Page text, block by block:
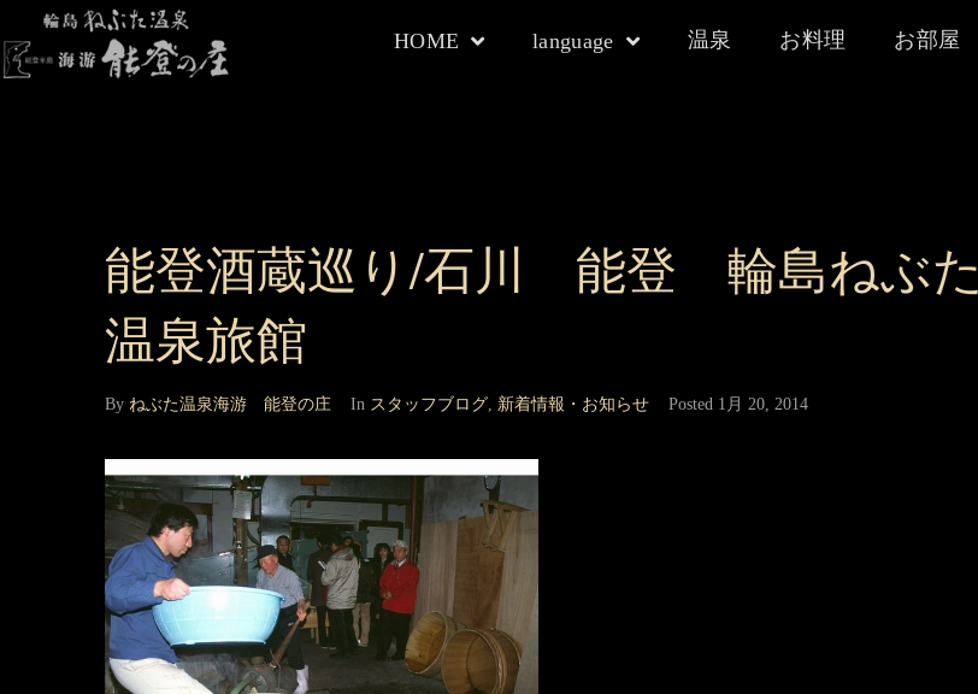
HOME language 温泉 お料理 お部屋
能登酒蔵巡り/石川 能登 輪島ねぶた
温泉旅館
By ねぶた温泉海游 能登の庄 In スタッフブログ, 新着情報・お知らせ Posted 1月 20, 2014